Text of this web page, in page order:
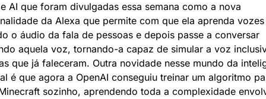
AI que foram divulgadas essa semana como a nova
da Alexa que permite com que ela aprenda vozes
o áudio da fala de pessoas e depois passe a conversar
aquela voz, tornando-a capaz de simular a voz
que já faleceram. Outra novidade nesse mundo da
é que agora a OpenAI conseguiu treinar um algoritmo
sozinho, aprendendo toda a complexidade